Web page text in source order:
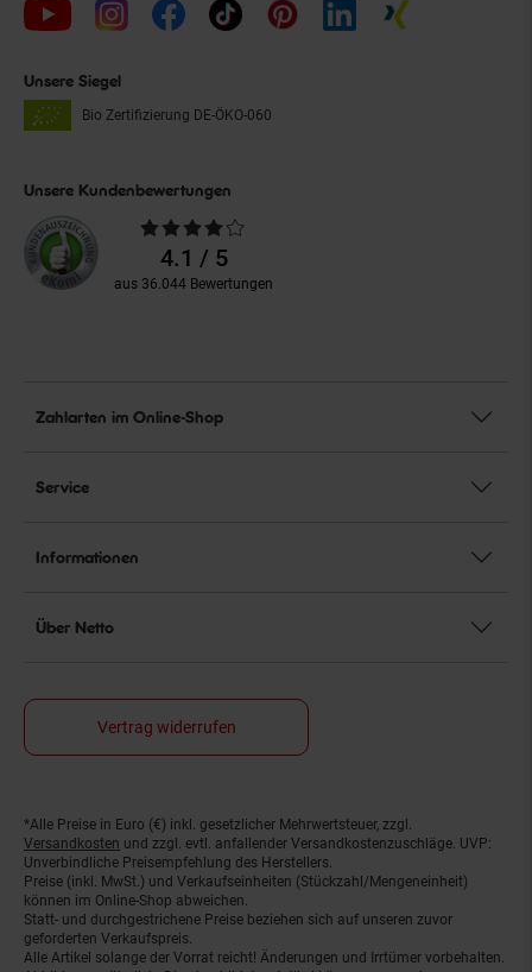
Unsere Siegel
Bio Zertifizierung DE-ÖKO-060
Unsere Kundenbewertungen
Durchschnittliche
Bewertungen4.1 / 5
aus 36.044 Bewertungen
Zahlarten im Online-Shop
Service
Informationen
Über Netto
Vertrag widerrufen
Fußnoten
*Alle Preise in Euro (€) inkl. gesetzlicher Mehrwertsteuer, zzgl.
Versandkosten und zzgl. evtl. anfallender Versandkostenzuschläge. UVP:
Unverbindliche Preisempfehlung des Herstellers.
Preise (inkl. MwSt.) und Verkaufseinheiten (Stückzahl/Mengeneinheit)
können im Online-Shop abweichen.
Statt- und durchgestrichene Preise beziehen sich auf unseren zuvor
geforderten Verkaufspreis.
Alle Artikel solange der Vorrat reicht! Änderungen und Irrtümer vorbehalten.